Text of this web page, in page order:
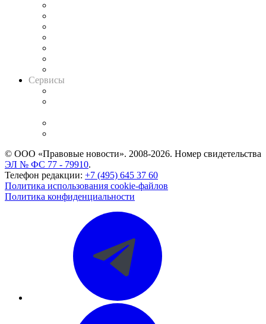
Сервисы
© ООО «Правовые новости». 2008-2026. Номер свидетельства
ЭЛ № ФС 77 - 79910.
Телефон редакции: +7 (495) 645 37 60
Политика использования cookie-файлов
Политика конфиденциальности